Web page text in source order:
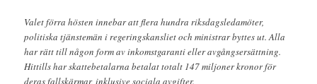
Valet förra hösten innebar att flera hundra riksdagsledamöter,
politiska tjänstemän i regeringskansliet och ministrar byttes ut. Alla
har rätt till någon form av inkomstgaranti eller avgångsersättning.
Hittills har skattebetalarna betalat totalt 147 miljoner kronor för
deras fallskärmar, inklusive sociala avgifter.